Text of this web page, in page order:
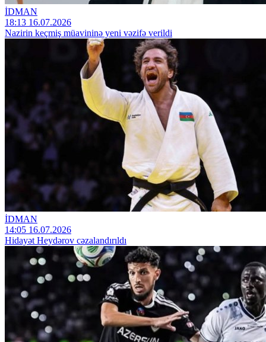
İDMAN
18:13 16.07.2026
Nazirin keçmiş müavininə yeni vəzifə verildi
İDMAN
14:05 16.07.2026
Hidayət Heydərov cəzalandırıldı